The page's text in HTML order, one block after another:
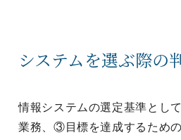
システムを選ぶ際の
情報システムの選定基準とし
業務、③目標を達成するため